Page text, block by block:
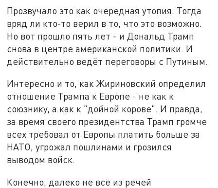
Прозвучало это как очередная утопия. Тогда
вряд ли кто-то верил в то, что это возможно.
Но вот прошло пять лет - и Дональд Трамп
снова в центре американской политики. И
действительно ведёт переговоры с Путиным.
Интересно и то, как Жириновский определил
отношение Трампа к Европе - не как к
союзнику, а как к "дойной корове". И правда,
за время своего президентства Трамп громче
всех требовал от Европы платить больше за
НАТО, угрожал пошлинами и грозился
выводом войск.
Конечно, далеко не всё из речей